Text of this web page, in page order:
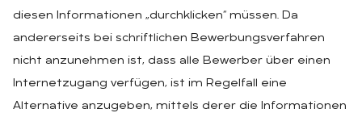
diesen Informationen „durchklicken“ müssen. Da
andererseits bei schriftlichen Bewerbungsverfahren
nicht anzunehmen ist, dass alle Bewerber über einen
Internetzugang verfügen, ist im Regelfall eine
Alternative anzugeben, mittels derer die Informationen